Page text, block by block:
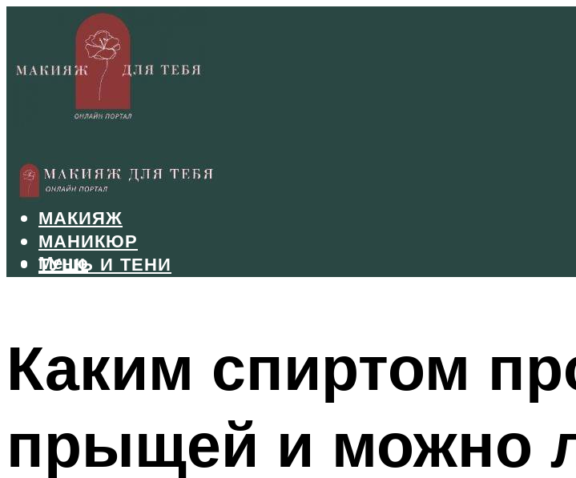
БРОВИ
ВОЛОСЫ
МАКИЯЖ
МАНИКЮР
ТУШЬ И ТЕНИ
Меню
Каким спиртом
прыщей и можно